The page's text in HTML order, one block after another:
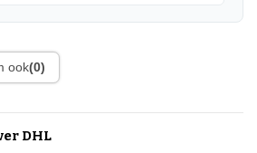
ook(0)
DHL